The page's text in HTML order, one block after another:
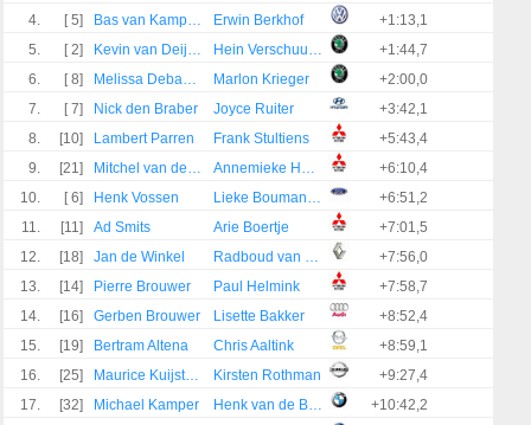
4.
[ 5] Bas van Kamperdijk Erwin Berkhof
+1:13,1
5.
[ 2] Kevin van Deijne Hein Verschuuren
+1:44,7
6.
[ 8] Melissa Debackere Marlon Krieger
+2:00,0
7.
[ 7] Nick den Braber Joyce Ruiter
+3:42,1
8.
[10] Lambert Parren Frank Stultiens
+5:43,4
9.
[21] Mitchel van den Brink Annemieke Hulzebos
+6:10,4
10.
[ 6] Henk Vossen Lieke Bouman-Dautzenberg
+6:51,2
11.
[11] Ad Smits Arie Boertje
+7:01,5
12.
[18] Jan de Winkel Radboud van Hoek
+7:56,0
13.
[14] Pierre Brouwer Paul Helmink
+7:58,7
14.
[16] Gerben Brouwer Lisette Bakker
+8:52,4
15.
[19] Bertram Altena Chris Aaltink
+8:59,1
16.
[25] Maurice Kuijstermans Kirsten Rothman
+9:27,4
17.
[32] Michael Kamper Henk van de Brug
+10:42,2